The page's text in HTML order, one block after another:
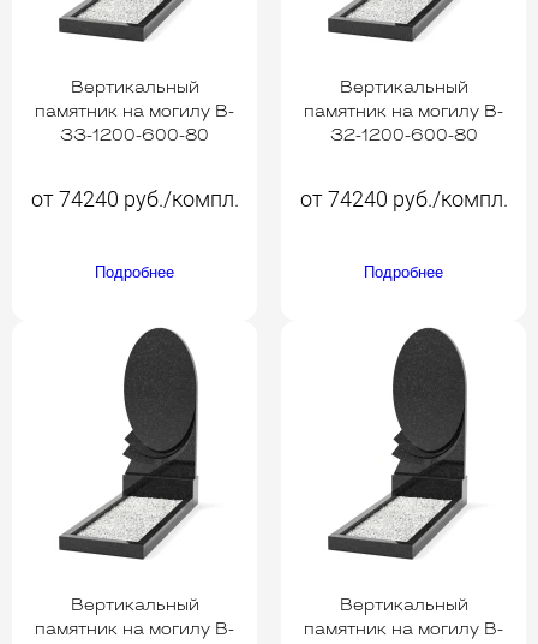
Вертикальный
памятник на могилу B-
33-1200-600-80
от 74240 руб./компл.
Подробнее
Вертикальный
памятник на могилу B-
32-1200-600-80
от 74240 руб./компл.
Подробнее
Вертикальный
памятник на могилу B-
Вертикальный
памятник на могилу B-